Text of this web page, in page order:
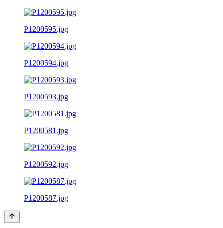
P1200595.jpg
P1200594.jpg
P1200593.jpg
P1200581.jpg
P1200592.jpg
P1200587.jpg